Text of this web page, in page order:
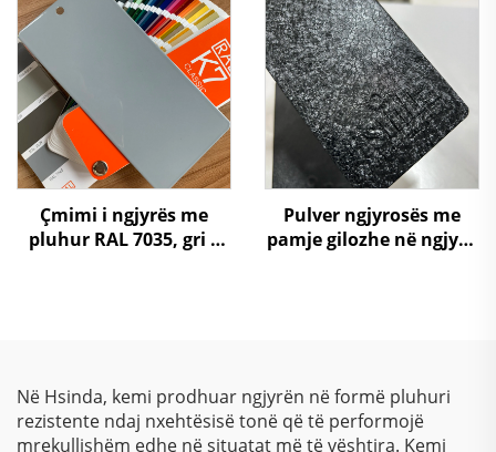
Çmimi i ngjyrës me
pluhur RAL 7035, gri e
Pulver ngjyrosës me
pamje gilozhe në ngjyra
Në Hsinda, kemi prodhuar ngjyrën në formë pluhuri
rezistente ndaj nxehtësisë tonë që të performojë
mrekullishëm edhe në situatat më të vështira. Kemi